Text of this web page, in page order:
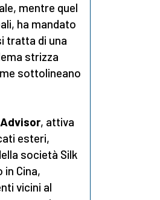
mentre quel
ha mandato
tratta di una
strizza
sottolineano
, attiva
esteri,
società Silk
in Cina,
vicini al